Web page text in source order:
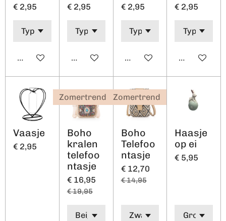
€ 2,95
In winkelwagen
€ 2,95
In winkelwagen
€ 2,95
In winkelwagen
€ 2,95
In
Vaasje
€ 2,95
Zomertrend
Boho
kralen
telefoo
ntasje
€ 16,95
€ 19,95
Zomertrend
Boho
Telefoo
ntasje
€ 12,70
€ 14,95
Haasje
op ei
€ 5,95